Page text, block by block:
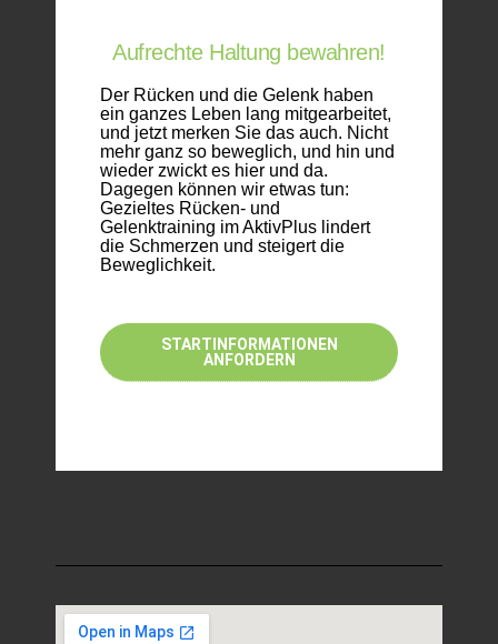
Aufrechte Haltung bewahren!
Der Rücken und die Gelenk haben
ein ganzes Leben lang mitgearbeitet,
und jetzt merken Sie das auch. Nicht
mehr ganz so beweglich, und hin und
wieder zwickt es hier und da.
Dagegen können wir etwas tun:
Gezieltes Rücken- und
Gelenktraining im AktivPlus lindert
die Schmerzen und steigert die
Beweglichkeit.
STARTINFORMATIONEN
ANFORDERN